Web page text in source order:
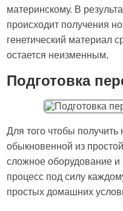
материнскому. В
происходит получения
генетический материал
остается неизменным.
Подготовка
Для того чтобы
обыкновенной из
сложное оборудование
процесс под силу
простых домашних